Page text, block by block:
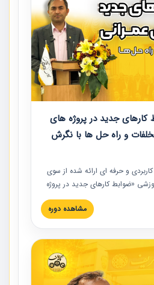
جدید در پروژه های
و راه حل ها با نگرش
و حرفه‏ ای ارائه شده از سوی
«ضوابط کارهای جدید در پروژه
و راه حل ها با نگرش قراردادی
های ساختمانی کشور ارائه شد.
عملی ارائه شده است.
مشاهده دوره